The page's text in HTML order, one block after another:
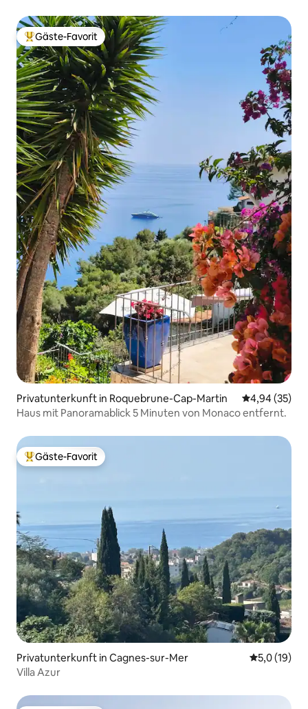
Beliebter Gäste-Favorit.
Gäste-Favorit
Privatunterkunft in Roquebrune-Cap-Martin
4,94 (35)
Haus mit Panoramablick 5 Minuten von Monaco entfernt.
Beliebter Gäste-Favorit.
Gäste-Favorit
Privatunterkunft in Cagnes-sur-Mer
5,0 (19)
Villa Azur